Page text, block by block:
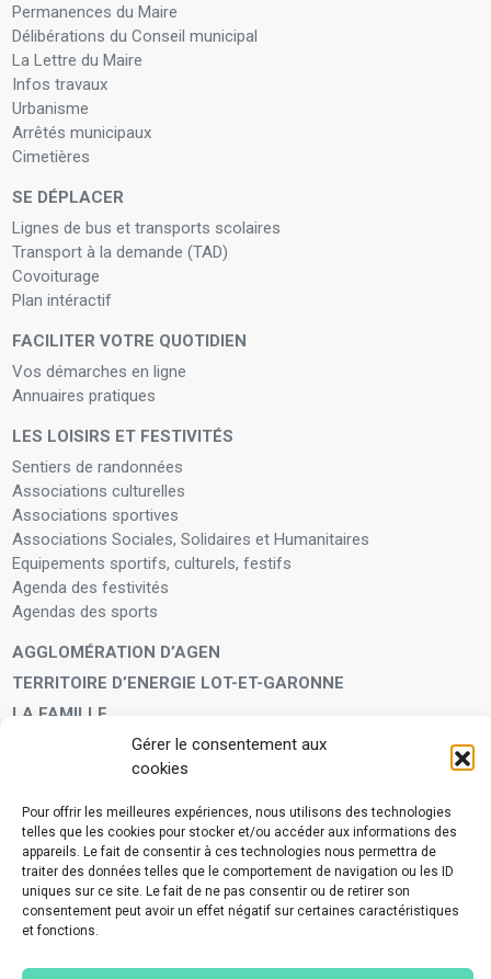
Gérer le consentement aux
cookies
Pour offrir les meilleures expériences, nous utilisons des technologies
telles que les cookies pour stocker et/ou accéder aux informations des
appareils. Le fait de consentir à ces technologies nous permettra de
traiter des données telles que le comportement de navigation ou les ID
uniques sur ce site. Le fait de ne pas consentir ou de retirer son
consentement peut avoir un effet négatif sur certaines caractéristiques
et fonctions.
Permanences du Maire
Délibérations du Conseil municipal
La Lettre du Maire
Infos travaux
Urbanisme
Arrêtés municipaux
Cimetières
SE DÉPLACER
Lignes de bus et transports scolaires
Transport à la demande (TAD)
Covoiturage
Plan intéractif
FACILITER VOTRE QUOTIDIEN
Vos démarches en ligne
Annuaires pratiques
LES LOISIRS ET FESTIVITÉS
Sentiers de randonnées
Associations culturelles
Associations sportives
Associations Sociales, Solidaires et Humanitaires
Equipements sportifs, culturels, festifs
Agenda des festivités
Agendas des sports
AGGLOMÉRATION D’AGEN
TERRITOIRE D’ENERGIE LOT-ET-GARONNE
LA FAMILLE
Enfants et adolescents
VIVRE À VOS CÔTÉS
Service municipal d’aide administrative
Aide à la personne en difficulté
Télé-alerte
Voisins vigilants